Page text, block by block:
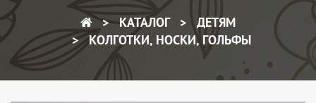
КАТАЛОГ
ДЕТЯМ
КОЛГОТКИ, НОСКИ, ГОЛЬФЫ